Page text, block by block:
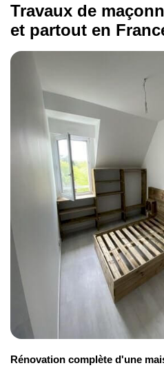
Travaux de
et partout en
Rénovation complète d'une